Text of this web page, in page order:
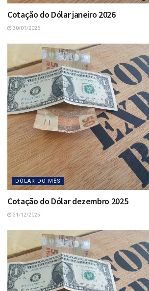
Cotação do Dólar janeiro 2026
30/01/2026
DÓLAR DO MÊS
Cotação do Dólar dezembro 2025
31/12/2025